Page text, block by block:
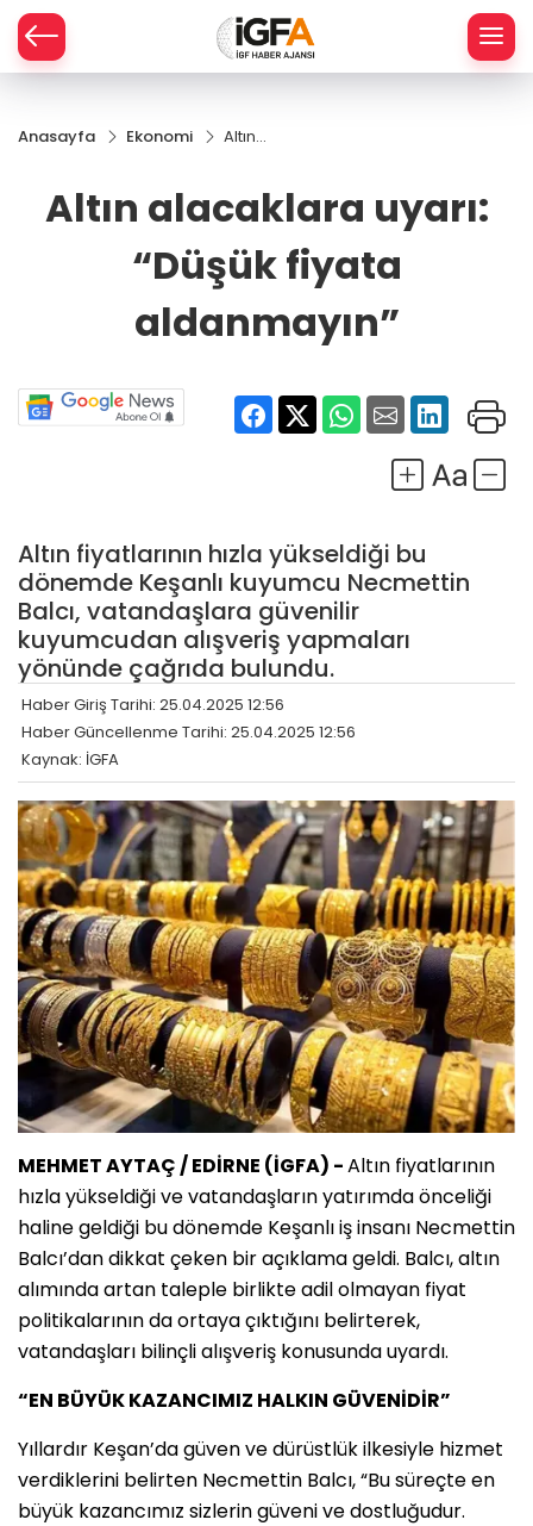
Anasayfa Ekonomi
Altın
fiyata
Altın alacaklara uyarı:
“Düşük fiyata
aldanmayın”
Altın fiyatlarının hızla yükseldiği bu
dönemde Keşanlı kuyumcu Necmettin
Balcı, vatandaşlara güvenilir
kuyumcudan alışveriş yapmaları
yönünde çağrıda bulundu.
Haber Giriş Tarihi: 25.04.2025 12:56
Haber Güncellenme Tarihi: 25.04.2025 12:56
Kaynak: İGFA
MEHMET AYTAÇ / EDİRNE (İGFA) -Altın fiyatlarının
hızla yükseldiği ve vatandaşların yatırımda önceliği
haline geldiği bu dönemde Keşanlı iş insanı Necmettin
Balcı’dan dikkat çeken bir açıklama geldi. Balcı, altın
alımında artan taleple birlikte adil olmayan fiyat
politikalarının da ortaya çıktığını belirterek,
vatandaşları bilinçli alışveriş konusunda uyardı.
“EN BÜYÜK KAZANCIMIZ HALKIN GÜVENİDİR”
Yıllardır Keşan’da güven ve dürüstlük ilkesiyle hizmet
verdiklerini belirten Necmettin Balcı, “Bu süreçte en
büyük kazancımız sizlerin güveni ve dostluğudur.